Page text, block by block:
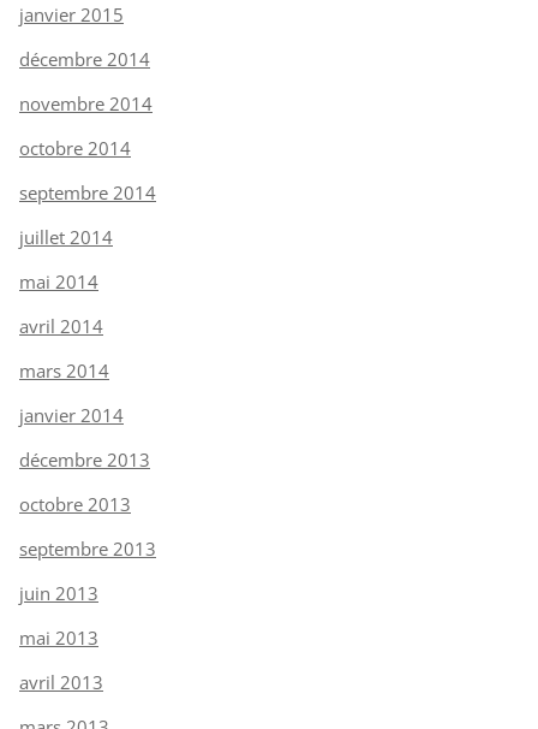
janvier 2015
décembre 2014
novembre 2014
octobre 2014
septembre 2014
juillet 2014
mai 2014
avril 2014
mars 2014
janvier 2014
décembre 2013
octobre 2013
septembre 2013
juin 2013
mai 2013
avril 2013